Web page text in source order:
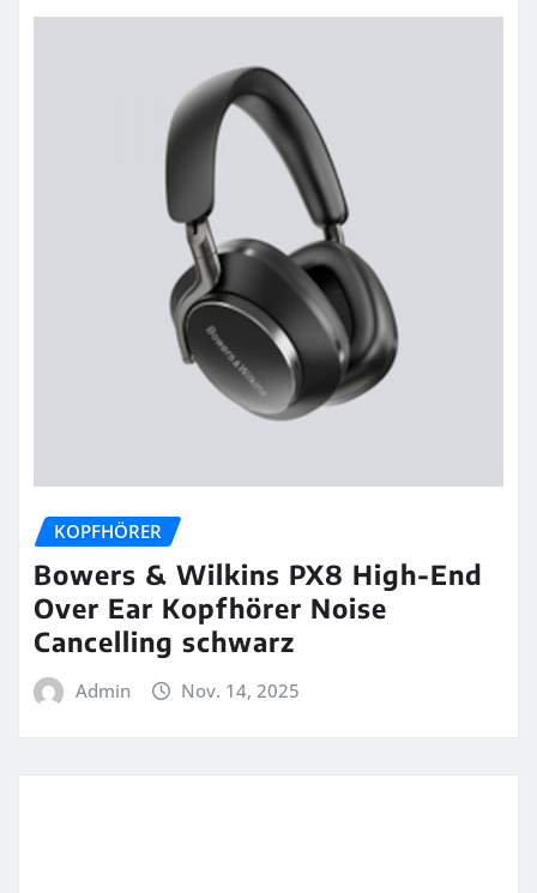
KOPFHÖRER
Bowers & Wilkins PX8 High-End
Over Ear Kopfhörer Noise
Cancelling schwarz
Admin Nov. 14, 2025